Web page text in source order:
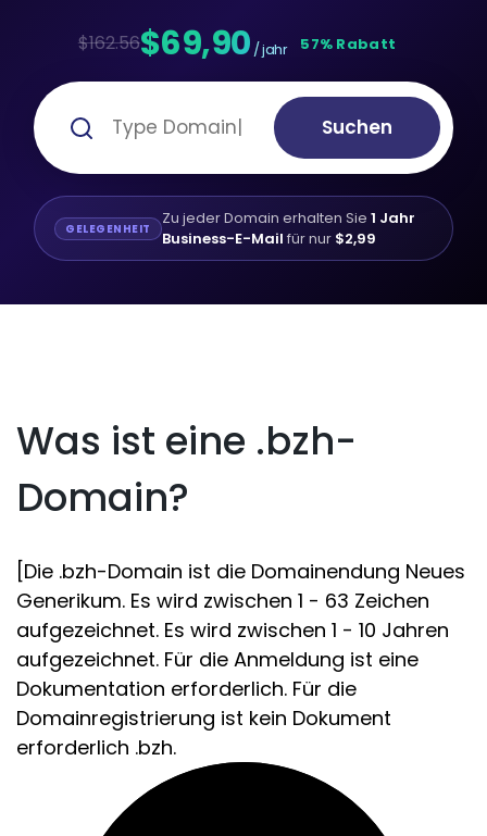
$162.56$69,90 / jahr 57% Rabatt
Suchen
GELEGENHEIT Zu jeder Domain erhalten Sie 1 Jahr
Business-E-Mail für nur $2,99
Was ist eine .bzh-
Domain?
[Die .bzh-Domain ist die Domainendung Neues
Generikum. Es wird zwischen 1 - 63 Zeichen
aufgezeichnet. Es wird zwischen 1 - 10 Jahren
aufgezeichnet. Für die Anmeldung ist eine
Dokumentation erforderlich. Für die
Domainregistrierung ist kein Dokument
erforderlich .bzh.